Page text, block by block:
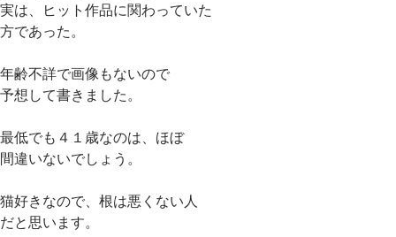
実は、ヒット作品に関わっていた
方であった。
年齢不詳で画像もないので
予想して書きました。
最低でも４１歳なのは、ほぼ
間違いないでしょう。
猫好きなので、根は悪くない人
だと思います。